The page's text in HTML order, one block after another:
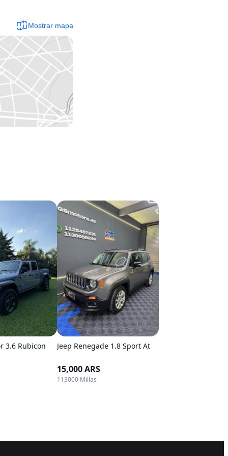
Mostrar mapa
3.6 Rubicon
Jeep Renegade 1.8 Sport At
15,000 ARS
113000 Millas